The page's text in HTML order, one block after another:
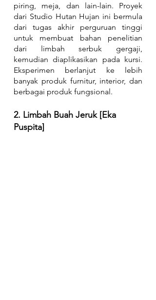
piring, meja, dan lain-lain. Proyek
dari Studio Hutan Hujan ini bermula
dari tugas akhir perguruan tinggi
untuk membuat bahan penelitian
dari limbah serbuk gergaji,
kemudian diaplikasikan pada kursi.
Eksperimen berlanjut ke lebih
banyak produk furnitur, interior, dan
berbagai produk fungsional.
2. Limbah Buah Jeruk [Eka
Puspita]